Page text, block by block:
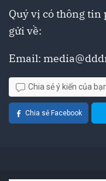
Quý vị có thông
gửi về:
Email:
Chia sẻ ý kiến của
Chia sẻ Facebook